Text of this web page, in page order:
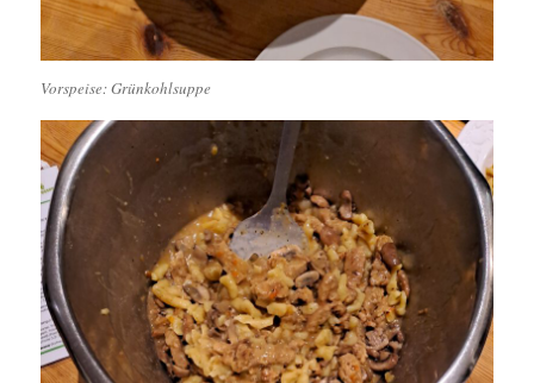
Vorspeise: Grünkohlsuppe